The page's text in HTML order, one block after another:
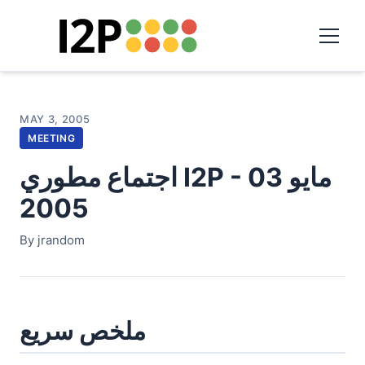
MAY 3, 2005
MEETING
اجتماع مطوري I2P - 03 مايو
2005
By jrandom
ملخص سريع